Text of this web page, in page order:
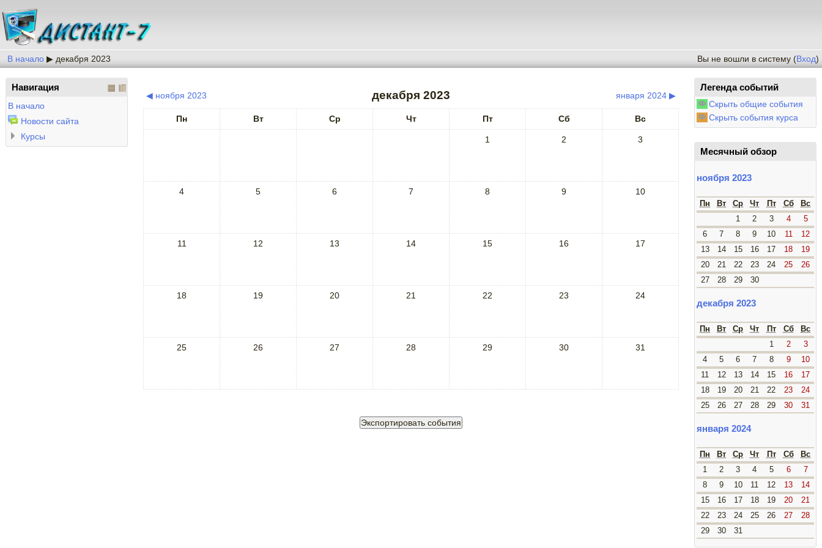
В начало ▶ декабря 2023 Вы не вошли в систему (Вход)
◀ ноября 2023 декабря 2023 января 2024 ▶
Пн Вт Ср Чт Пт Сб Вс
1 2 3
4 5 6 7 8 9 10
11 12 13 14 15 16 17
18 19 20 21 22 23 24
25 26 27 28 29 30 31
Навигация
В начало
Новости сайта
Курсы
Легенда событий
Скрыть общие события
Скрыть события курса
Месячный обзор
ноября 2023
Пн Вт Ср Чт Пт Сб
Вс
1
2 3 4
5
6
7 8 9 10 11
12
13
14 15 16 17 18
19
20
21 22 23 24 25
26
27
28 29 30
декабря 2023
Пн Вт Ср Чт Пт Сб
Вс
1
2
3
4
5 6 7 8 9
10
11
12 13 14 15 16
17
18
19 20 21 22 23
24
25
26 27 28 29 30 31
января 2024
Пн Вт Ср Чт Пт Сб
Вс
1
2 3 4 5 6
7
8
9 10 11 12 13
14
15
16 17 18 19 20
21
22
23 24 25 26 27
28
29
30 31